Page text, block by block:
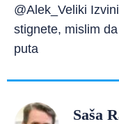
@Alek_Veliki
stignete, mislim
puta
Saša